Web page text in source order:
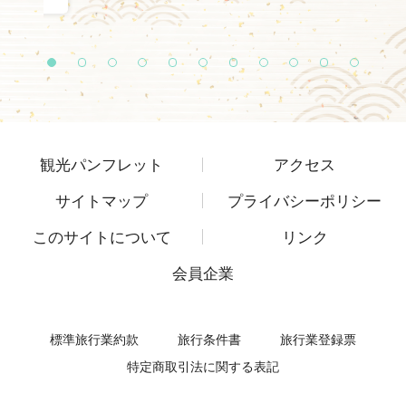
1 2 3 4 5 6 7 8 9
1
0
1
1
観光パンフレット
アクセス
サイトマップ
プライバシーポリシー
このサイトについて
リンク
会員企業
標準旅行業約款 旅行条件書
旅行業登録票
特定商取引法に関する表記